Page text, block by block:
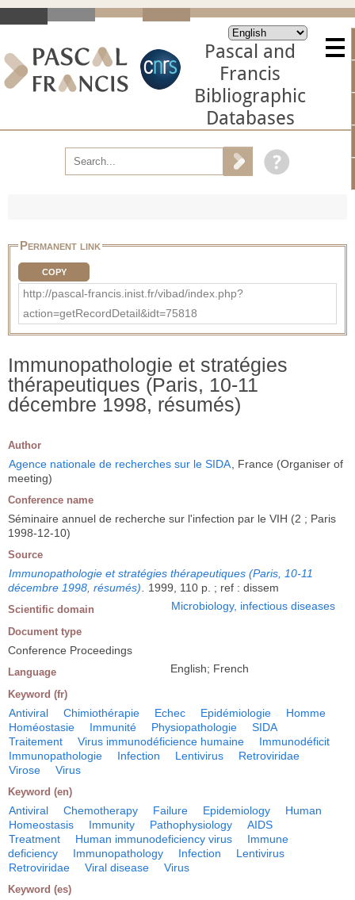
Pascal and
Francis
Bibliographic
Databases
Permanent link
COPY
http://pascal-francis.inist.fr/vibad/index.php?
action=getRecordDetail&idt=75818
Immunopathologie et stratégies
thérapeutiques (Paris, 10-11
décembre 1998, résumés)
Author
Agence nationale de recherches sur le SIDA , France (Organiser of
meeting)
Conference name
Séminaire annuel de recherche sur l'infection par le VIH (2 ; Paris
1998-12-10)
Source
Immunopathologie et stratégies thérapeutiques (Paris, 10-11
décembre 1998, résumés)
1999, 110 p. ; ref : dissem
Scientific domain Microbiology, infectious diseases
Document type
Conference Proceedings
Language English; French
Keyword (fr)
Antiviral Chimiothérapie Echec Epidémiologie
Homme
Homéostasie
Immunité Physiopathologie
SIDA
Traitement
Virus immunodéficience humaine
Immunodéficit
Immunopathologie
Infection Lentivirus
Retroviridae
Virose
Virus
Keyword (en)
Antiviral Chemotherapy Failure Epidemiology
Human
Homeostasis
Immunity Pathophysiology
AIDS
Treatment
Human immunodeficiency virus
Immune
deficiency
Immunopathology Infection
Lentivirus
Retroviridae
Viral disease Virus
Keyword (es)